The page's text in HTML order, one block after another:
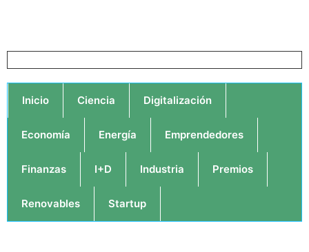
Inicio Ciencia Digitalización
Economía Energía Emprendedores
Finanzas I+D Industria Premios
Renovables Startup